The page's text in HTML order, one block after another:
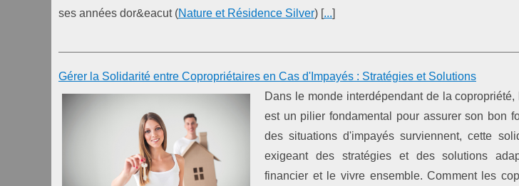
ses années dor&eacut (Nature et Résidence Silver) [...]
Gérer la Solidarité entre Copropriétaires en Cas d'Impayés : Stratégies et Solutions
Dans le monde interdépendant de la
est un pilier fondamental pour assurer son bon
des situations d'impayés surviennent, cette
exigeant des stratégies et des solutions
financier et le vivre ensemble. Comment les